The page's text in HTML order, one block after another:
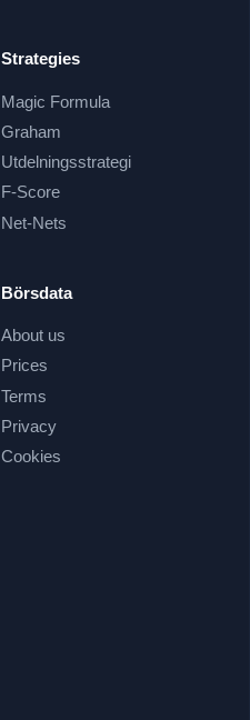
Strategies
Magic Formula
Graham
Utdelningsstrategi
F-Score
Net-Nets
Börsdata
About us
Prices
Terms
Privacy
Cookies